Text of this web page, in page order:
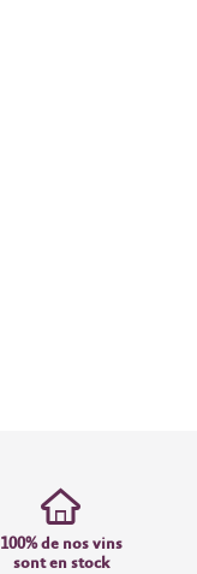
100% de nos vins
sont en stock